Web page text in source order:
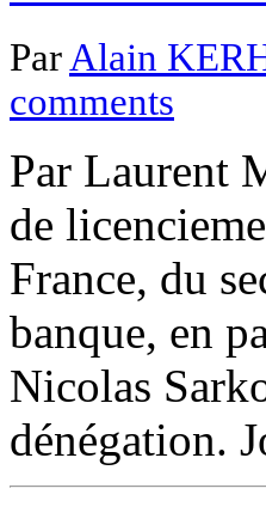
Par Alain
comments
Par Laurent
de
France, du
banque, en
Nicolas
dénégation.